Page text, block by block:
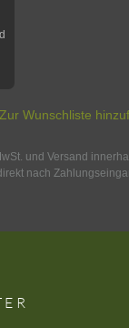
Zur Wunschliste
und Versand
nach